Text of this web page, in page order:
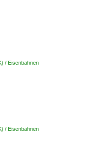
/ Eisenbahnen
/ Eisenbahnen